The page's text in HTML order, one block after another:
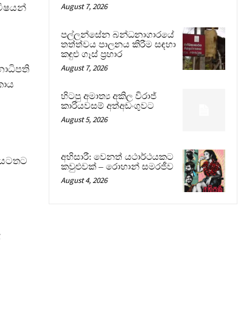
August 7, 2026
පල්ලන්සේන බන්ධනාගාරයේ
තත්ත්වය පාලනය කිරීම සඳහා
කඳුළු ගෑස් ප්‍රහාර
August 7, 2026
හිටපු අමාත්‍ය අකිල විරාජ්
කාරියවසම් අත්අඩංගුවට
August 5, 2026
අභිසාරී: වෙනත් යථාර්ථයකට
කවුළුවක් – රොහාන් සමරජීව
August 4, 2026